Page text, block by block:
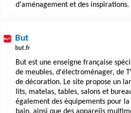
permet à chacun de trouver son
d'aménagement et des inspirations.
But
but.fr
But est une enseigne française
de meubles, d'électroménager, de
de décoration. Le site propose un
lits, matelas, tables, salons et
également des équipements pour